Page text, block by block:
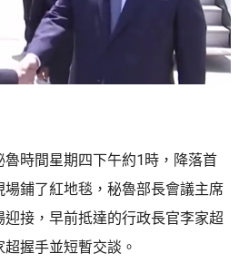
時間星期四下午約1時，降落首
鋪了紅地毯，秘魯部長會議主席
迎接，早前抵達的行政長官李家超
握手並短暫交談。